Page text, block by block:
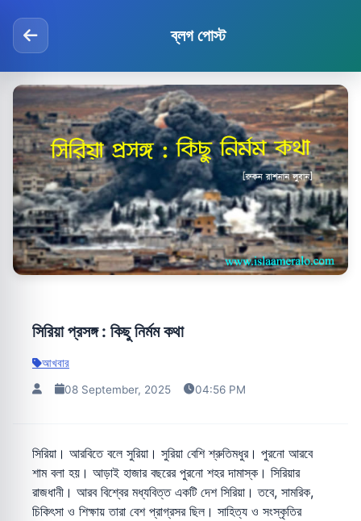
ব্লগ পোস্ট
সিরিয়া প্রসঙ্গ : কিছু নির্মম কথা
আখবার
08 September, 2025 04:56 PM
সিরিয়া। আরবিতে বলে সুরিয়া। সুরিয়া বেশি শ্রুতিমধুর। পুরনো আরবে
শাম বলা হয়। আড়াই হাজার বছরের পুরনো শহর দামাস্ক। সিরিয়ার
রাজধানী। আরব বিশ্বের মধ্যবিত্ত একটি দেশ সিরিয়া। তবে, সামরিক,
চিকিৎসা ও শিক্ষায় তারা বেশ প্রাগ্রসর ছিল। সাহিত্য ও সংস্কৃতির